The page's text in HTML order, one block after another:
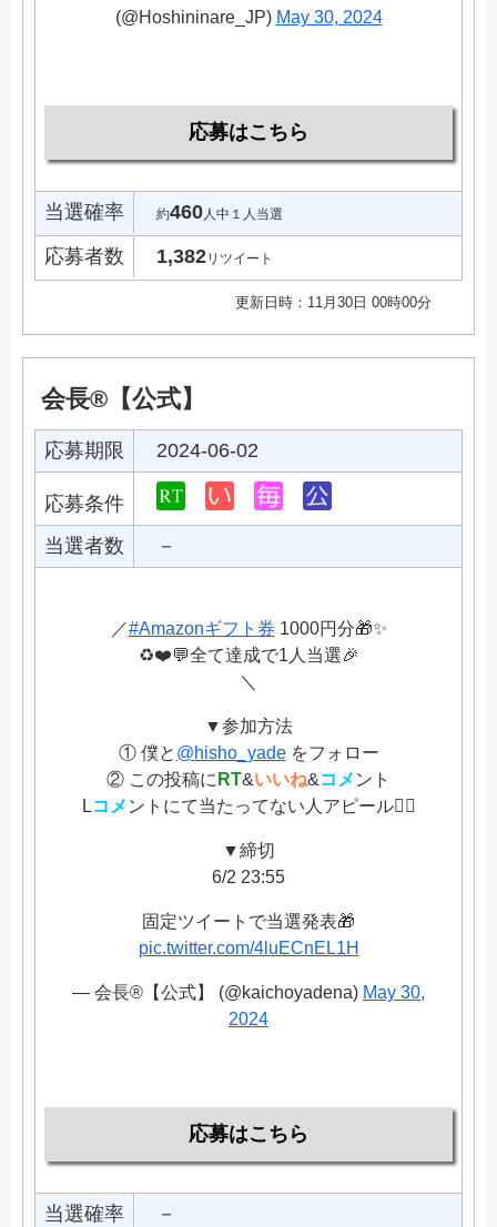
(@Hoshininare_JP) May 30, 2024
応募はこちら
当選確率 約460人中１人当選
応募者数 1,382リツイート
更新日時：11月30日 00時00分
会長®︎【公式】
応募期限 2024-06-02
応募条件
当選者数
－
／#Amazonギフト券 1000円分🎁✨
♻️❤️💬全て達成で1人当選🎉
＼
▼参加方法
① 僕と @hisho_yadeをフォロー
② この投稿に RT&いいね&コメ ント
Lコメ ントにて当たってない人アピール🙋‍♂️
▼締切
6/2 23:55
固定ツイートで当選発表🎁
pic.twitter.com/4luECnEL1H
— 会長®︎【公式】 (@kaichoyadena) May 30,
2024
応募はこちら
当選確率
－